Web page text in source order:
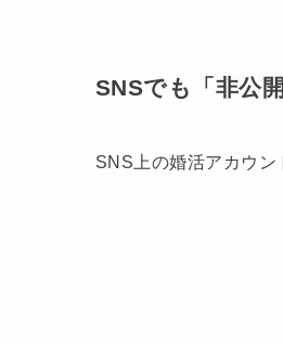
SNSでも「非公
SNS上の婚活アカウン